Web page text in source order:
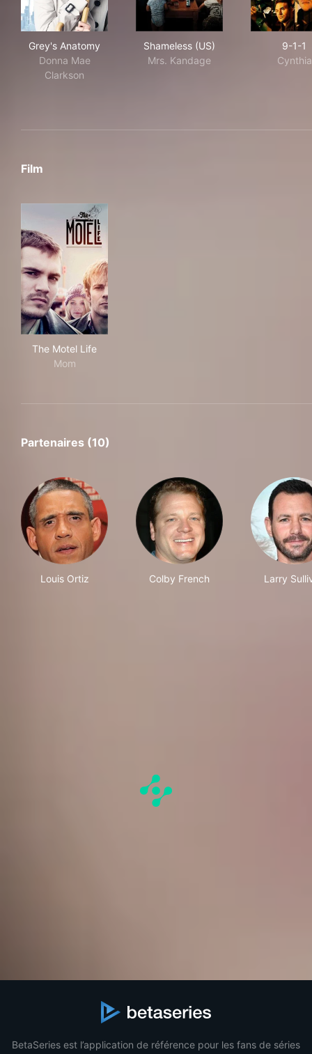
Grey's Anatomy
Donna Mae
Clarkson
Shameless (US)
Mrs. Kandage
9-1-1
Cynthia
Film
The Motel Life
Mom
Partenaires (10)
Louis Ortiz Colby French Larry
BetaSeries est l’application de référence pour les fans de séries